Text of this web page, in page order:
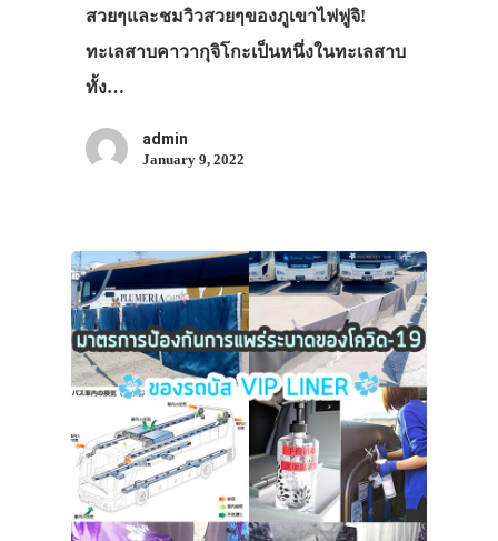
สวยๆและชมวิวสวยๆของภูเขาไฟฟูจิ!
ทะเลสาบคาวากุจิโกะเป็นหนึ่งในทะเลสาบ
ทั้ง…
admin
January 9, 2022
เที่ยวญี่ปุ่นด้ว
เอง
รถบัส
เดินทาง
ทัวร์
ที่พัก
สาระน่ารู้